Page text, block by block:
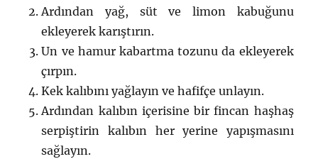
Ardından yağ, süt ve limon kabuğunu
ekleyerek karıştırın.
Un ve hamur kabartma tozunu da ekleyerek
çırpın.
Kek kalıbını yağlayın ve hafifçe unlayın.
Ardından kalıbın içerisine bir fincan haşhaş
serpiştirin kalıbın her yerine yapışmasını
sağlayın.